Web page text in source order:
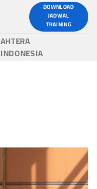
DOWNLOAD
JADWAL
TRAINING